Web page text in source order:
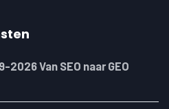
Van SEO naar GEO